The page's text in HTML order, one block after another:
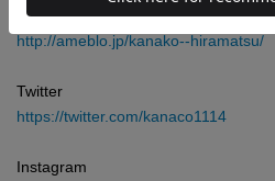
オフィシャルブログ
http://ameblo.jp/kanako--hiramatsu/
Twitter
https://twitter.com/kanaco1114
Instagram